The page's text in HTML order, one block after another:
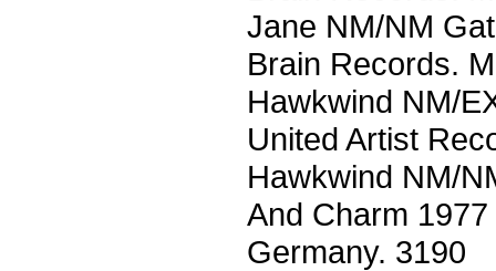
Jane NM/NM
Brain Records.
Hawkwind NM/
United Artist
Hawkwind NM/
And Charm
Germany. 3190